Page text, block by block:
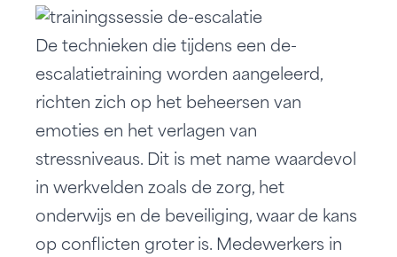
De technieken die tijdens een de-
escalatietraining worden aangeleerd,
richten zich op het beheersen van
emoties en het verlagen van
stressniveaus. Dit is met name waardevol
in werkvelden zoals de zorg, het
onderwijs en de beveiliging, waar de kans
op conflicten groter is. Medewerkers in